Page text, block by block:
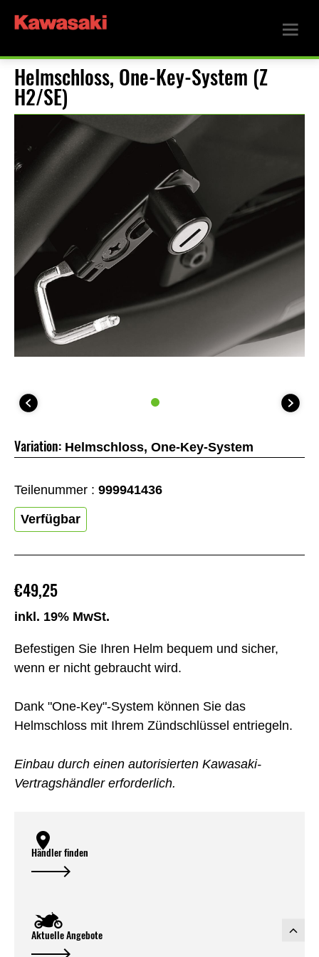
Helmschloss, One-Key-System (Z
H2/SE)
Befestigen Sie Ihren Helm bequem und sicher,
wenn er nicht gebraucht wird.
Dank "One-Key"-System können Sie das
Helmschloss mit Ihrem Zündschlüssel entriegeln.
Einbau durch einen autorisierten Kawasaki-
Vertragshändler erforderlich.
€49,25
inkl. 19% MwSt.
Variation: Helmschloss, One-Key-System
Teilenummer : 999941436
Verfügbar
Händler finden
Aktuelle Angebote